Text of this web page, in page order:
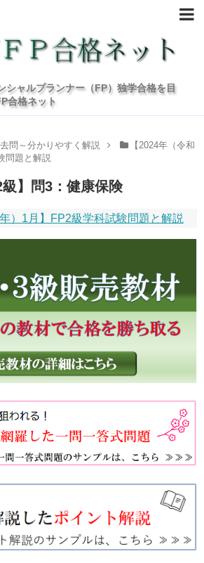
シャルプランナー（FP）独学合格を目
合格ネット
問～分かりやすく解説
【2024年（令和
問題と解説
級】問3：健康保険
）1月】FP2級学科試験問題と解説